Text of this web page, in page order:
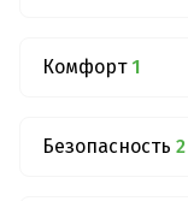
Комфорт 1
Безопасность 2